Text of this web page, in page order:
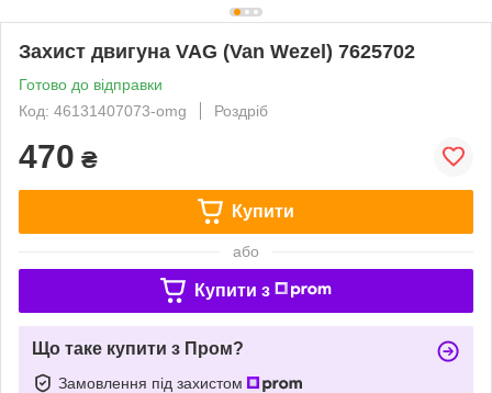
Захист двигуна VAG (Van Wezel) 7625702
Готово до відправки
Код: 46131407073-omg
Роздріб
470 ₴
Купити
або
Купити з
Що таке купити з Пром?
Замовлення під захистом